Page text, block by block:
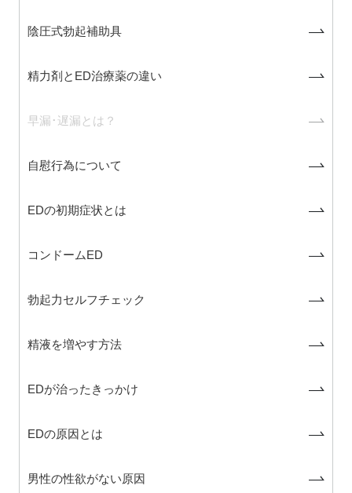
陰圧式勃起補助具
精力剤とED治療薬の違い
早漏･遅漏とは？
自慰行為について
EDの初期症状とは
コンドームED
勃起力セルフチェック
精液を増やす方法
EDが治ったきっかけ
EDの原因とは
男性の性欲がない原因